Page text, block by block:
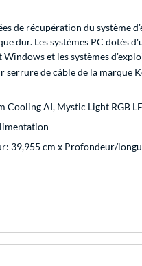
de récupération du système
dur. Les systèmes PC dotés
Windows et les systèmes
serrure de câble de la marque
Cooling AI, Mystic Light RGB
39,955 cm x Profondeur/